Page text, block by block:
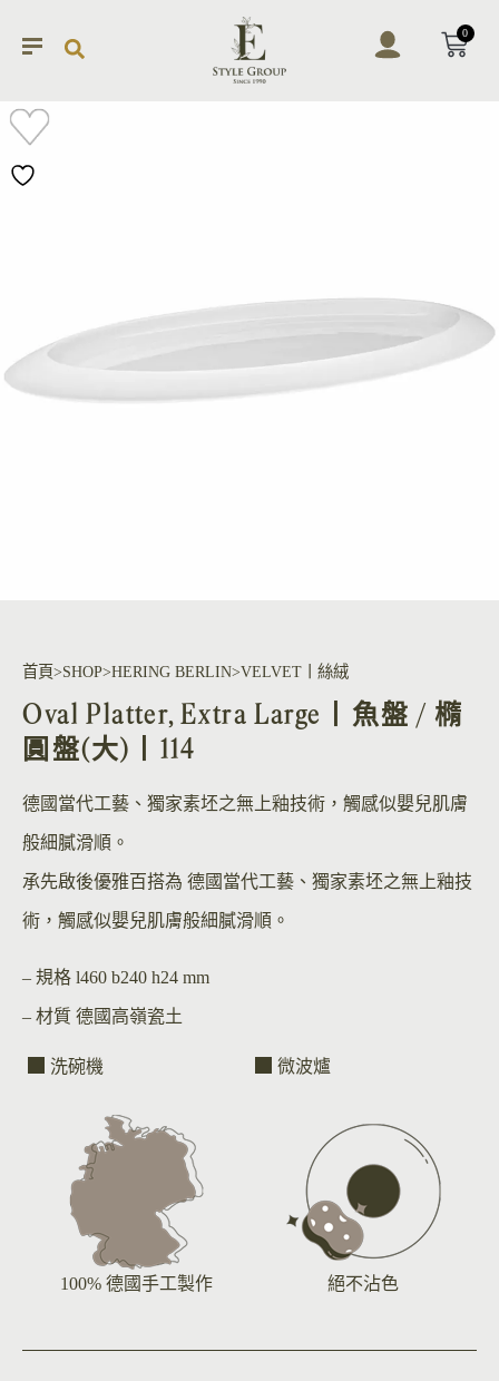
0
首頁 SHOP HERING BERLIN VELVET丨絲絨
Oval Platter, Extra Large丨魚盤 / 橢
圓盤(大)丨114
德國當代工藝、獨家素坯之無上釉技術，觸感似嬰兒肌膚
般細膩滑順。
承先啟後優雅百搭為 德國當代工藝、獨家素坯之無上釉技
術，觸感似嬰兒肌膚般細膩滑順。
– 規格 l460 b240 h24 mm
– 材質 德國高嶺瓷土
洗碗機 微波爐
100% 德國手工製作 絕不沾色